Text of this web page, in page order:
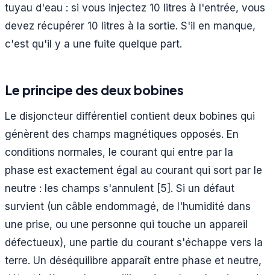
tuyau d'eau : si vous injectez 10 litres à l'entrée, vous
devez récupérer 10 litres à la sortie. S'il en manque,
c'est qu'il y a une fuite quelque part.
Le principe des deux bobines
Le disjoncteur différentiel contient deux bobines qui
génèrent des champs magnétiques opposés. En
conditions normales, le courant qui entre par la
phase est exactement égal au courant qui sort par le
neutre : les champs s'annulent [5]. Si un défaut
survient (un câble endommagé, de l'humidité dans
une prise, ou une personne qui touche un appareil
défectueux), une partie du courant s'échappe vers la
terre. Un déséquilibre apparaît entre phase et neutre,